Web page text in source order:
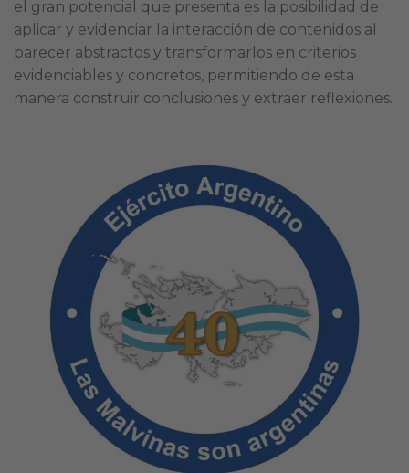
el gran potencial que presenta es la posibilidad de
aplicar y evidenciar la interacción de contenidos al
parecer abstractos y transformarlos en criterios
evidenciables y concretos, permitiendo de esta
manera construir conclusiones y extraer reflexiones.